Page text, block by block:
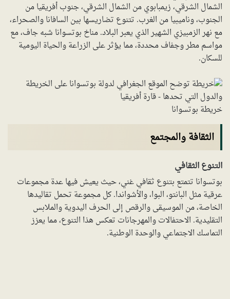
الشمال الشرقي، زيمبابوي من الشمال الشرقي، جنوب أفريقيا من
الجنوب، وناميبيا من الغرب. تتنوع تضاريسها بين السافانا والصحراء،
مع نهر الزمبيزي الشهير الذي يعبر البلاد. مناخ بوتسوانا شبه جاف، مع
مواسم مطر وجفاف محددة، مما يؤثر على الزراعة والحياة اليومية
للسكان.
خريطة بوتسوانا
الثقافة والمجتمع
التنوع الثقافي
بوتسوانا تتمتع بتنوع ثقافي غني، حيث يعيش فيها عدة مجموعات
عرقية مثل البانتو، البوا، والأشواندا. كل مجموعة تحمل تقاليدها
الخاصة، من الموسيقى والرقص إلى الحرف اليدوية والملابس
التقليدية. الاحتفالات والمهرجانات تعكس هذا التنوع، مما يعزز
التماسك الاجتماعي والوحدة الوطنية.